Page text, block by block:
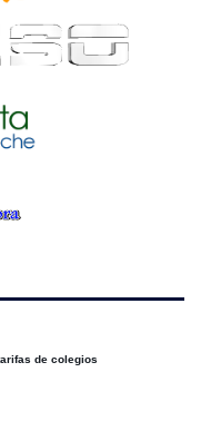
de colegios